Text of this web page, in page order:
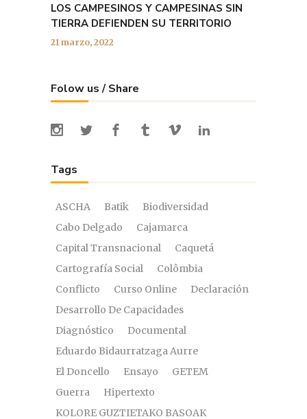
LOS CAMPESINOS Y CAMPESINAS SIN
TIERRA DEFIENDEN SU TERRITORIO
21 marzo, 2022
Folow us / Share
Tags
ASCHA Batik
Biodiversidad
Cabo Delgado
Cajamarca
Capital Transnacional
Caquetá
Cartografía Social
Colômbia
Conflicto
Curso Online
Declaración
Desarrollo De Capacidades
Diagnóstico
Documental
Eduardo Bidaurratzaga Aurre
El Doncello
Ensayo
GETEM
Guerra
Hipertexto
KOLORE GUZTIETAKO BASOAK